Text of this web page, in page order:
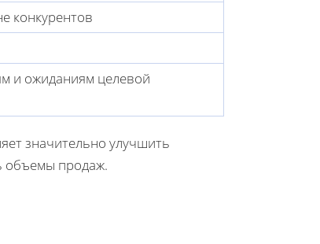
конкурентов
и ожиданиям целевой
значительно улучшить
объемы продаж.